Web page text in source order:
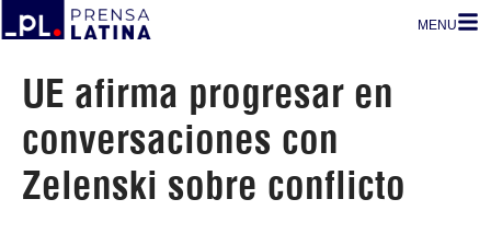
MENU
UE afirma progresar en
conversaciones con
Zelenski sobre conflicto